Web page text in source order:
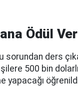
Ödül
sorundan ders
500 bin
yapacağı